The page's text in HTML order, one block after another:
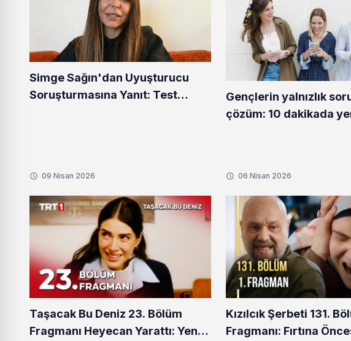
Simge Sağın'dan Uyuşturucu
Soruşturmasına Yanıt: Test
09 Nisan 2026
Gençlerin yalnızlık
çözüm: 10 dakikada
06 Nisan 2026
Taşacak Bu Deniz 23. Bölüm
Fragmanı Heyecan Yarattı: Yeni
Kızılcık Şerbeti 131.
Fragmanı: Fırtına